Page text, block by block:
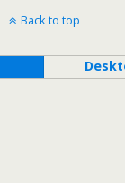
Back to top